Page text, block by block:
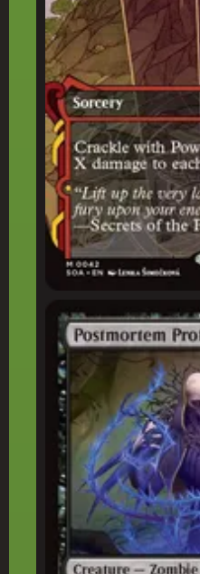
Professor Post Mortem